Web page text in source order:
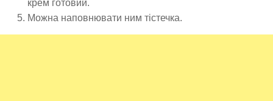
крем готовий.
Можна наповнювати ним тістечка.